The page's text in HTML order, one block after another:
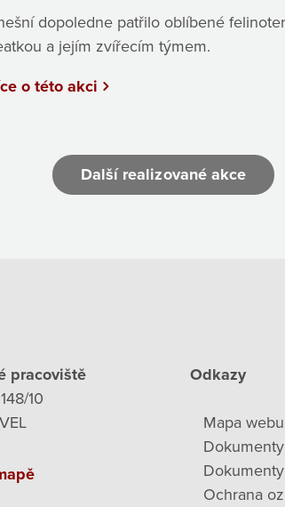
dopoledne patřilo oblíbené
a jejím zvířecím týmem.
o této akci
Další realizované akce
pracoviště
10
Odkazy
Mapa webu
Ochrana